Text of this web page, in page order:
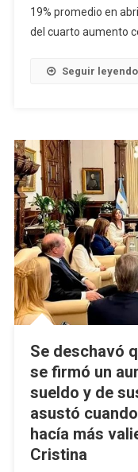
19% promedio en
del cuarto aumento
Seguir leyendo
Se deschavó
se firmó un
sueldo y de
asustó
hacía más
Cristina